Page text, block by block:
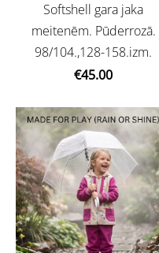
Softshell gara jaka
meitenēm. Pūderrozā.
98/104.,128-158.izm.
€45.00